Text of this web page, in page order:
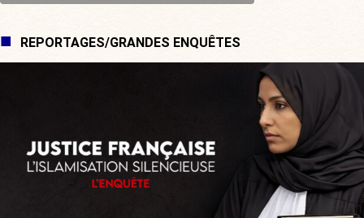
REPORTAGES/GRANDES ENQUÊTES